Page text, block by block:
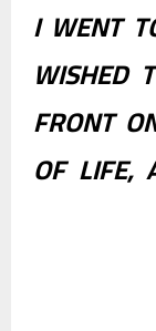
I WENT
WISHED
FRONT
OF LIFE,